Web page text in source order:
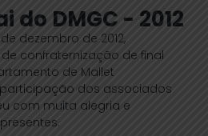
do DMGC - 2012
dezembro de 2012,
confraternização de final
de Mallet
dos associados
com muita alegria e